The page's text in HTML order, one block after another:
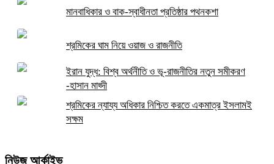
মানবাধিকার ও বাক-স্বাধীনতা প্রতিষ্ঠার পথনকশা
শ্রমিকের ঘাম নিয়ে ওয়াজ ও রাজনীতি
ইরান যুদ্ধ: বিশ্ব অর্থনীতি ও ভূ-রাজনীতির নতুন সমীকরণ
-হাসান মাহ্দী
শ্রমিকের ন্যায্য অধিকার নিশ্চিত করতে একমাত্র ইসলামই
সক্ষম
নিউজ আর্কাইভ